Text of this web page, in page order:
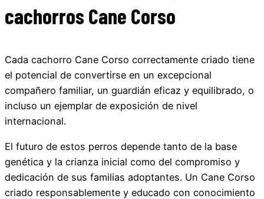
cachorros Cane Corso
Cada cachorro Cane Corso correctamente criado tiene
el potencial de convertirse en un excepcional
compañero familiar, un guardián eficaz y equilibrado, o
incluso un ejemplar de exposición de nivel
internacional.
El futuro de estos perros depende tanto de la base
genética y la crianza inicial como del compromiso y
dedicación de sus familias adoptantes. Un Cane Corso
criado responsablemente y educado con conocimiento